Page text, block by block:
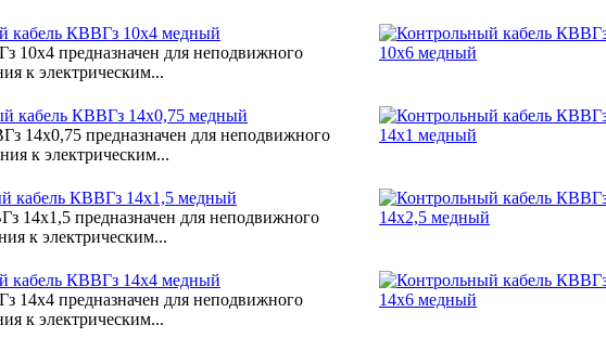
кабель КВВГз 10х4 медный
10х4 предназначен для неподвижного
к электрическим...
кабель КВВГз 14х0,75 медный
14х0,75 предназначен для неподвижного
к электрическим...
кабель КВВГз 14х1,5 медный
14х1,5 предназначен для неподвижного
к электрическим...
кабель КВВГз 14х4 медный
14х4 предназначен для неподвижного
к электрическим...